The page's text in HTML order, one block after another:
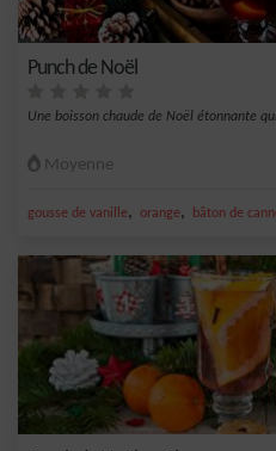
Punch de Noël
Une boisson chaude de Noël étonnante
Moyenne
gousse de vanille, orange, bâton de